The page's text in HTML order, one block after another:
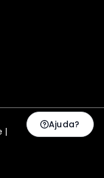
|
Ajuda?